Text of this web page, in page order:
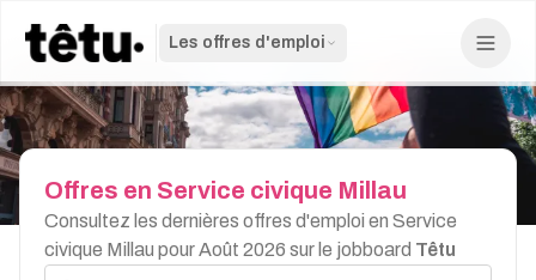
Les offres d'emploi
Offres en Service civique Millau
Consultez les dernières offres d'emploi en Service
civique Millau pour Août 2026 sur le jobboard Têtu
Rechercher par job, mot-clé ou entreprise